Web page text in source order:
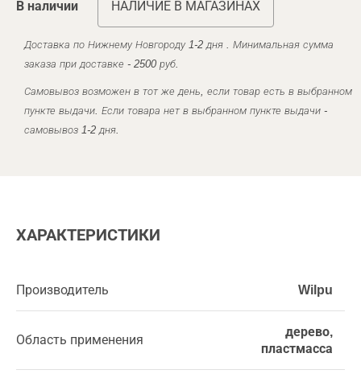
В наличии НАЛИЧИЕ В МАГАЗИНАХ
Доставка по Нижнему Новгороду 1-2 дня . Минимальная сумма
заказа при доставке - 2500 руб.
Самовывоз возможен в тот же день, если товар есть в выбранном
пункте выдачи. Если товара нет в выбранном пункте выдачи -
самовывоз 1-2 дня.
ХАРАКТЕРИСТИКИ
Производитель Wilpu
Область применения
дерево,
пластмасса